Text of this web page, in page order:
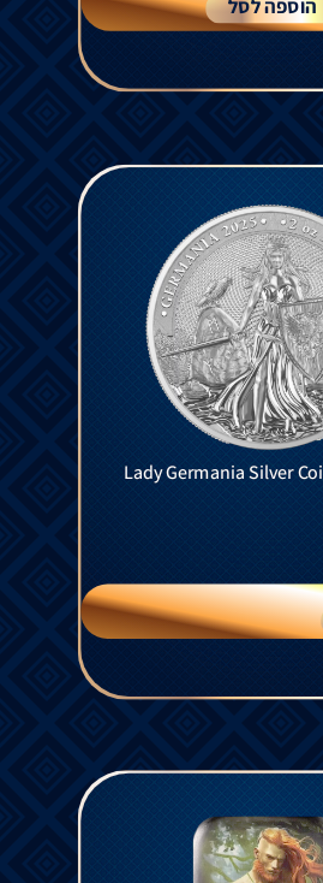
הוספה לסל
Lady Germania Silver